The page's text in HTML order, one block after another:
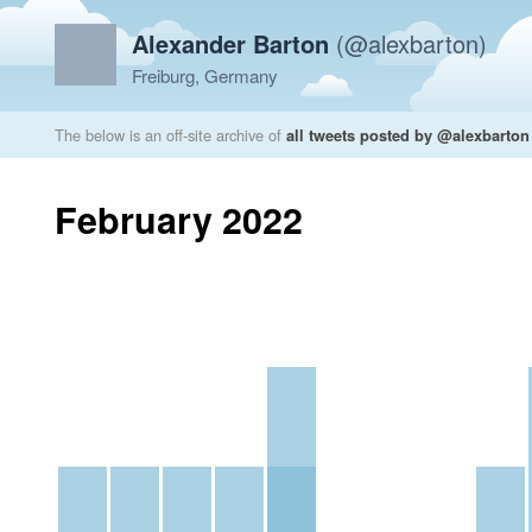
Alexander Barton (@alexbarton)
Freiburg, Germany
The below is an off-site archive of all tweets posted by @alexbarton
February 2022